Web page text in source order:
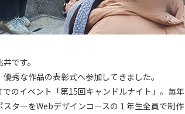
です。
秀な作品の表彰式へ参加してきました。
のイベント「第15回キャンドルナイト」。毎年
ターをWebデザインコースの１年生全員で制作